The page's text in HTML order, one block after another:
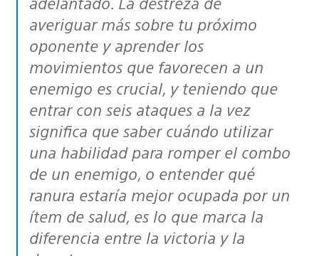
averiguar más sobre tu próximo
oponente y aprender los
movimientos que favorecen a un
enemigo es crucial, y teniendo que
entrar con seis ataques a la vez
significa que saber cuándo utilizar
una habilidad para romper el combo
de un enemigo, o entender qué
ranura estaría mejor ocupada por un
ítem de salud, es lo que marca la
diferencia entre la victoria y la